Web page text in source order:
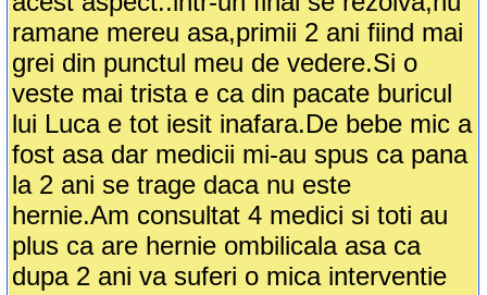
ramane mereu asa,primii 2 ani fiind mai
grei din punctul meu de vedere.Si o
veste mai trista e ca din pacate buricul
lui Luca e tot iesit inafara.De bebe mic a
fost asa dar medicii mi-au spus ca pana
la 2 ani se trage daca nu este
hernie.Am consultat 4 medici si toti au
plus ca are hernie ombilicala asa ca
dupa 2 ani va suferi o mica interventie